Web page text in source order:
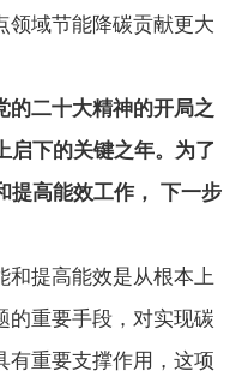
领域节能降碳贡献更大
的二十大精神的开局之
启下的关键之年。为了
提高能效工作， 下一步
和提高能效是从根本上
的重要手段，对实现碳
有重要支撑作用，这项